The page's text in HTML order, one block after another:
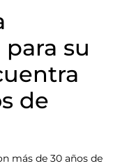
su
de
más de 30 años de